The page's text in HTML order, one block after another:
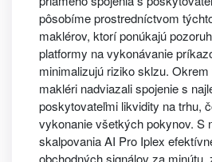
pôsobíme prostredníctvom
maklérov, ktorí ponúkajú
platformy na vykonávanie
minimalizujú riziko sklzu.
makléri nadviazali spojenie s
poskytovateľmi likvidity na trhu,
vykonanie všetkých pokynov. S
skalpovania AI Pro Iplex
obchodných signálov za